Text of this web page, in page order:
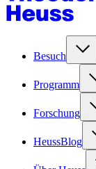
Besuch
Programm
Forschung
HeussBlog